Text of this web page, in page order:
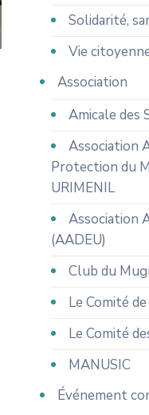
Solidarité,
Vie
Association
Amicale des
Association
Protection du
URIMENIL
Association
(AADEU)
Club du
Le Comité
Le Comité
MANUSIC
Événement